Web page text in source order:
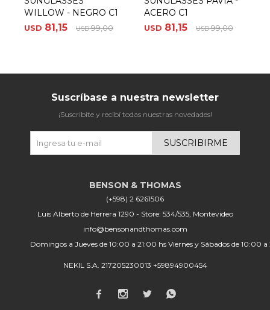
WILLOW - NEGRO C1
USD 81,15 USD 99,00
ACERO C1
USD 81,15 USD 99,00
(+598) 2 6261506
Luis Alberto de Herrera 1290 - Store: 534/535, Montevideo
info@bensonandthomas.com
Domingos a Jueves de 10:00 a 21:00 hs Viernes y Sábados de 10:00
NEKIL S.A. 217205230013 +59894900454
   
Suscríbase a nuestra newsletter
¡Suscribite y recibí todas nuestras novedades!
SUSCRIBIRME